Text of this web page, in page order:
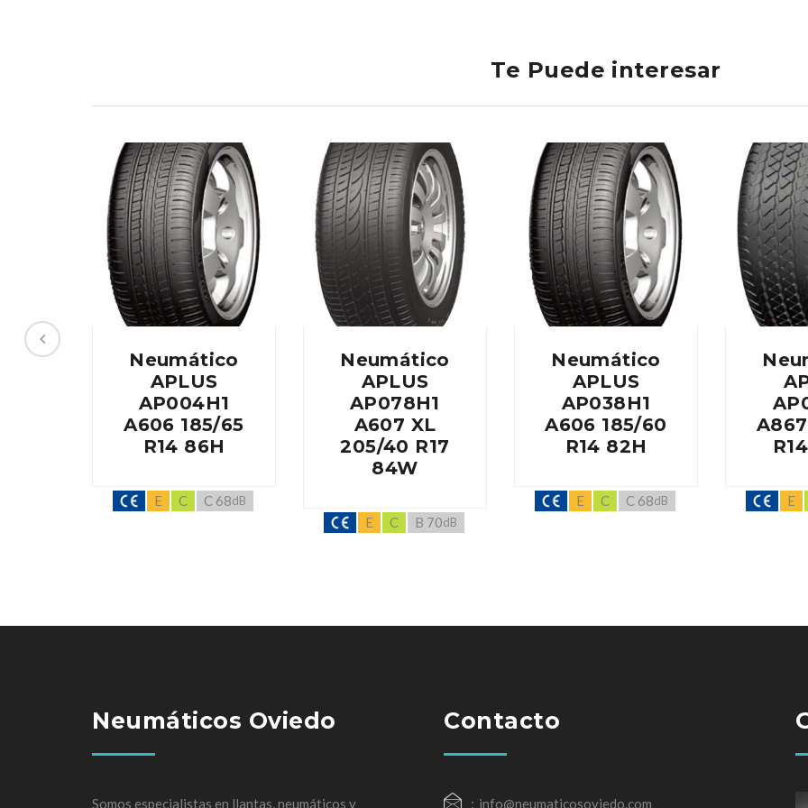
Te Puede interesar
Neumático
APLUS
AP004H1
A606 185/65
R14 86H
E C C 68dB
Neumático
APLUS
AP078H1
A607 XL
205/40 R17
84W
E C B 70dB
Neumático
APLUS
AP038H1
A606 185/60
R14 82H
E C C 68dB E
Neumáticos Oviedo
Somos especialistas en llantas, neumáticos y
Contacto
info@neumaticosoviedo.com